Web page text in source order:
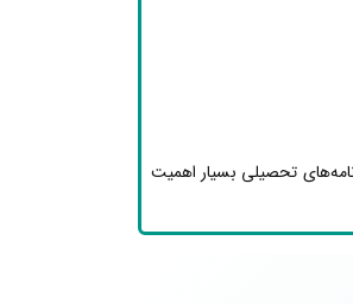
تحصیلی بسیار اهمیت